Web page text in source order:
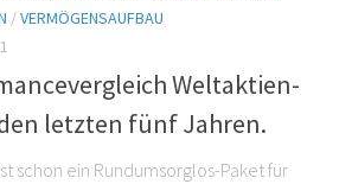
/VERMÖGENSAUFBAU
Weltaktien-
letzten fünf Jahren.
schon ein Rundumsorglos-Paket für